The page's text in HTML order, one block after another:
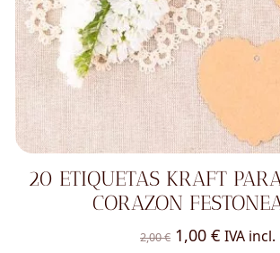
20 ETIQUETAS KRAFT
CORAZON
2,00€ El
1,00 €ElIVA incl.